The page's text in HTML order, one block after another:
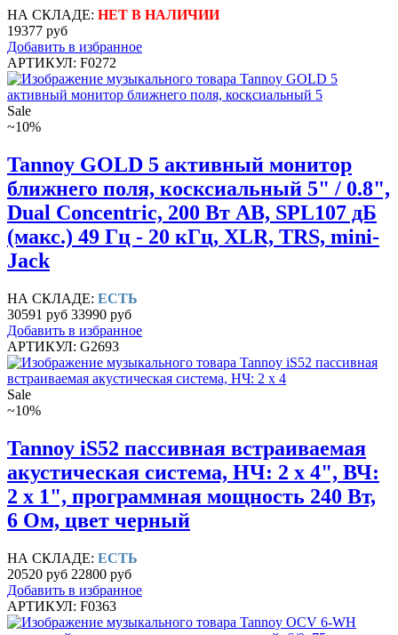
НА СКЛАДЕ: НЕТ В НАЛИЧИИ
19377 руб
Добавить в избранное
АРТИКУЛ: F0272
Sale
~10%
Tannoy GOLD 5 активный монитор
ближнего поля, косксиальный 5" / 0.8",
Dual Concentric, 200 Вт АВ, SPL107 дБ
(макс.) 49 Гц - 20 кГц, XLR, TRS, mini-
Jack
НА СКЛАДЕ: ЕСТЬ
30591 руб 33990 руб
Добавить в избранное
АРТИКУЛ: G2693
Sale
~10%
Tannoy iS52 пассивная встраиваемая
акустическая система, НЧ: 2 х 4", ВЧ:
2 х 1", программная мощность 240 Вт,
6 Ом, цвет черный
НА СКЛАДЕ: ЕСТЬ
20520 руб 22800 руб
Добавить в избранное
АРТИКУЛ: F0363